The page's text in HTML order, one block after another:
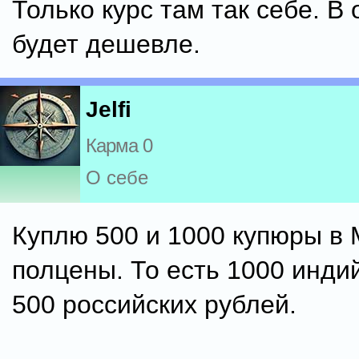
Только курс там так себе. В
будет дешевле.
Jelfi
Карма 0
О себе
Куплю 500 и 1000 купюры в
полцены. То есть 1000
500 российских рублей.